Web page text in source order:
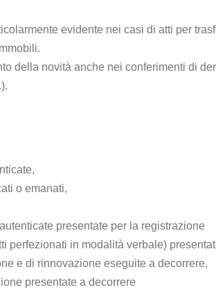
evidente nei casi di atti per
della novità anche nei conferimenti di
o emanati,
presentate per la registrazione
perfezionati in modalità verbale)
e di rinnovazione eseguite a decorrere,
presentate a decorrere